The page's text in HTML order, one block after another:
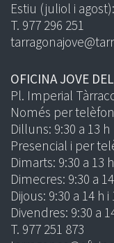
Estiu (juliol i
T. 977 296 251
OFICINA JOVE
Pl. Imperial
Només per
Dilluns: 9:30 a 13 h
Presencial i per
Dimarts: 9:30 a 13
Dimecres: 9:30 a
Dijous: 9:30 a 14 h i
Divendres: 9:30 a
T. 977 251 873